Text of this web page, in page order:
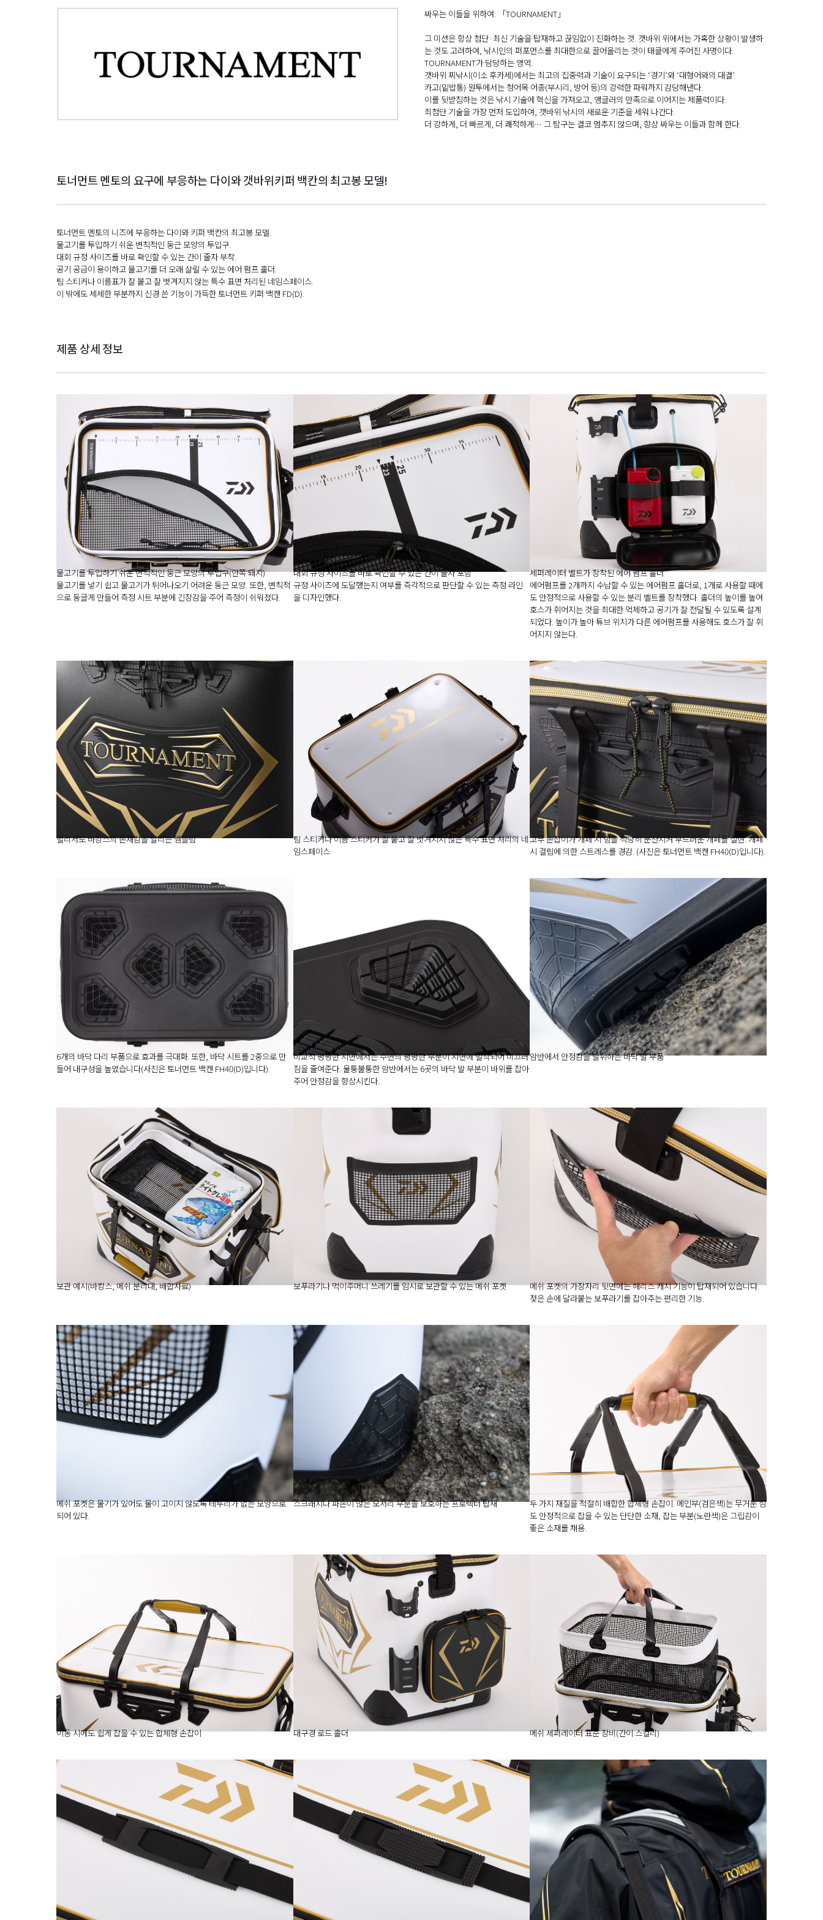
싸우는 이들을 위하여. 「TOURNAMENT」
그 미션은 항상 첨단·최신 기술을 탑재하고 끊임없이 진화하는 것. 갯바위 위에서는 가혹한 상황이 발생하
는 것도 고려하여, 낚시인의 퍼포먼스를 최대한으로 끌어올리는 것이 태클에게 주어진 사명이다.
TOURNAMENT가 담당하는 영역.
갯바위 찌낚시(이소 후카세)에서는 최고의 집중력과 기술이 요구되는 ‘경기’와 ‘대형어와의 대결’.
카고(밑밥통) 원투에서는 청어목 어종(부시리, 방어 등)의 강력한 파워까지 감당해낸다.
이를 뒷받침하는 것은 낚시 기술에 혁신을 가져오고, 앵글러의 만족으로 이어지는 제품력이다.
최첨단 기술을 가장 먼저 도입하여, 갯바위 낚시의 새로운 기준을 세워 나간다.
더 강하게, 더 빠르게, 더 쾌적하게… 그 탐구는 결코 멈추지 않으며, 항상 싸우는 이들과 함께 한다.
토너먼트 멘토의 요구에 부응하는 다이와 갯바위키퍼 백칸의 최고봉 모델!
토너먼트 멘토의 니즈에 부응하는 다이와 키퍼 백칸의 최고봉 모델.
물고기를 투입하기 쉬운 변칙적인 둥근 모양의 투입구.
대회 규정 사이즈를 바로 확인할 수 있는 간이 줄자 부착.
공기 공급이 용이하고 물고기를 더 오래 살릴 수 있는 에어 펌프 홀더.
팀 스티커나 이름표가 잘 붙고 잘 벗겨지지 않는 특수 표면 처리된 네임스페이스.
이 밖에도 세세한 부분까지 신경 쓴 기능이 가득한 토너먼트 키퍼 백캔 FD(D).
제품 상세 정보
물고기를 투입하기 쉬운 변칙적인 둥근 모양의 투입구(안쪽 돼지)
물고기를 넣기 쉽고 물고기가 튀어나오기 어려운 둥근 모양. 또한, 변칙적
으로 둥글게 만들어 측정 시트 부분에 긴장감을 주어 측정이 쉬워졌다.
대회 규정 사이즈를 바로 확인할 수 있는 간이 줄자 포함
규정 사이즈에 도달했는지 여부를 즉각적으로 판단할 수 있는 측정 라인
을 디자인했다.
세퍼레이터 벨트가 장착된 에어 펌프 홀더
에어펌프를 2개까지 수납할 수 있는 에어펌프 홀더로, 1개로 사용할 때에
도 안정적으로 사용할 수 있는 분리 벨트를 장착했다. 홀더의 높이를 높여
호스가 휘어지는 것을 최대한 억제하고 공기가 잘 전달될 수 있도록 설계
되었다. 높이가 높아 튜브 위치가 다른 에어펌프를 사용해도 호스가 잘 휘
어지지 않는다.
멀리서도 바캉스의 존재감을 알리는 엠블럼
팀 스티커나 이름 스티커가 잘 붙고 잘 벗겨지지 않는 특수 표면 처리의 네
임스페이스
고무 손잡이가 개폐 시 힘을 적당히 분산시켜 부드러운 개폐를 실현. 개폐
시 걸림에 의한 스트레스를 경감. (사진은 토너먼트 백캔 FH40(D)입니다).
6개의 바닥 다리 부품으로 효과를 극대화. 또한, 바닥 시트를 2중으로 만
들어 내구성을 높였습니다(사진은 토너먼트 백캔 FH40(D)입니다).
비교적 평평한 지면에서는 주변의 평평한 부분이 지면에 밀착되어 미끄러
짐을 줄여준다. 울퉁불퉁한 암반에서는 6곳의 바닥 발 부분이 바위를 잡아
주어 안정감을 향상시킨다.
암반에서 안정감을 발휘하는 바닥 발 부품
보관 예시(바캉스, 메쉬 분리대, 배합사료) 보푸라기나 먹이주머니 쓰레기를 임시로 보관할 수 있는 메쉬 포켓
메쉬 포켓의 가장자리 뒷면에는 해리스 캐치 기능이 탑재되어 있습니다.
젖은 손에 달라붙는 보푸라기를 잡아주는 편리한 기능.
메쉬 포켓은 물기가 있어도 물이 고이지 않도록 테두리가 없는 모양으로
되어 있다.
스크래치나 파손이 많은 모서리 부분을 보호하는 프로텍터 탑재
두 가지 재질을 적절히 배합한 합체형 손잡이. 메인부(검은색)는 무거운 짐
도 안정적으로 잡을 수 있는 단단한 소재, 잡는 부분(노란색)은 그립감이
좋은 소재를 채용.
이동 시에도 쉽게 잡을 수 있는 합체형 손잡이 대구경 로드 홀더 메쉬 세퍼레이터 표준 장비(간이 스컬리)